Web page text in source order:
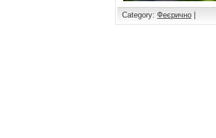
Category: Феєрично